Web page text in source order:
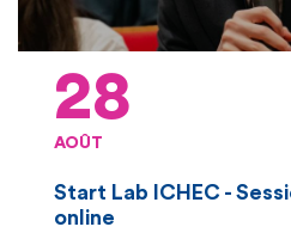
28
AOÛT
Start Lab ICHEC -
online